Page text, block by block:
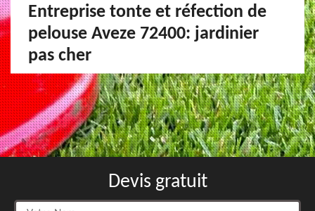
Entreprise tonte et réfection de
pelouse Aveze 72400: jardinier
pas cher
Devis gratuit